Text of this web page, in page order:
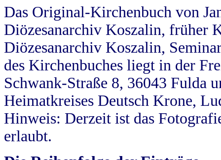
Das Original-Kirchenbuch von
Diözesanarchiv Koszalin, früher
Diözesanarchiv Koszalin,
des Kirchenbuches liegt in der
Schwank-Straße 8, 36043 Fulda
Heimatkreises Deutsch Krone,
Hinweis: Derzeit ist das
erlaubt.